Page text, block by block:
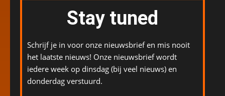
Stay tuned
Schrijf je in voor onze nieuwsbrief en mis nooit
het laatste nieuws! Onze nieuwsbrief wordt
iedere week op dinsdag (bij veel nieuws) en
donderdag verstuurd.